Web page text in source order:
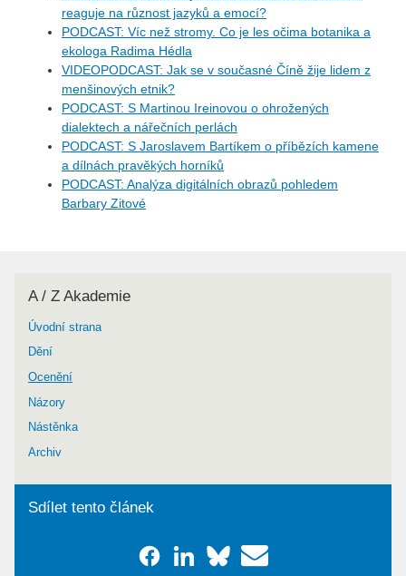
reaguje na různost jazyků a emocí?
PODCAST: Víc než stromy. Co je les očima botanika a
ekologa Radima Hédla
VIDEOPODCAST: Jak se v současné Číně žije lidem z
menšinových etnik?
PODCAST: S Martinou Ireinovou o ohrožených
dialektech a nářečních perlách
PODCAST: S Jaroslavem Bartíkem o příbězích kamene
a dílnách pravěkých horníků
PODCAST: Analýza digitálních obrazů pohledem
Barbary Zitové
A / Z Akademie
Úvodní strana
Dění
Ocenění
Názory
Nástěnka
Archiv
Sdílet tento článek